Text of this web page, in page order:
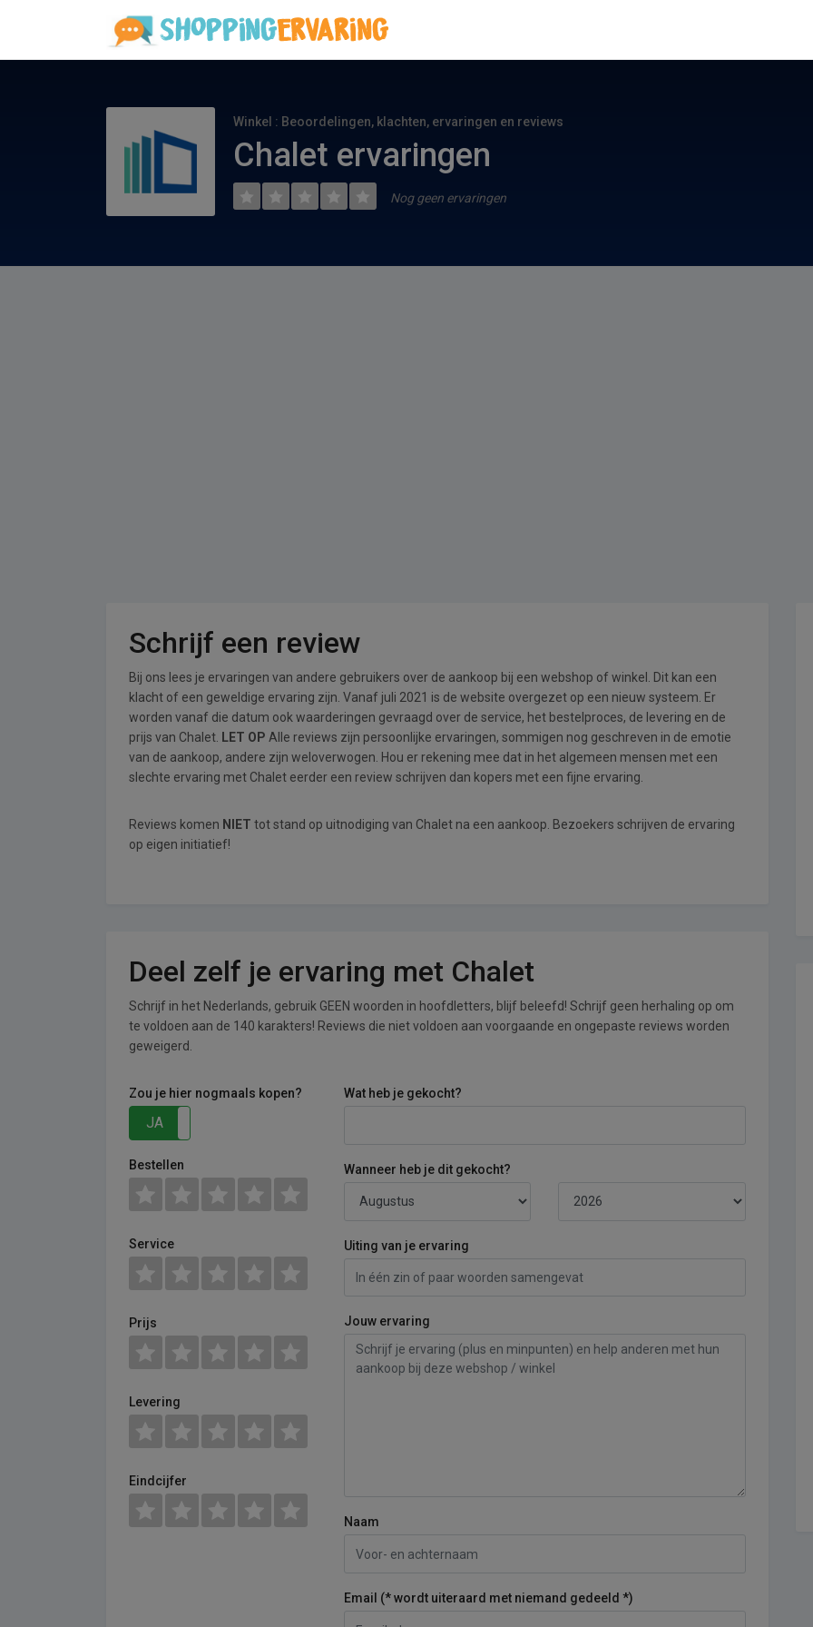
Winkel : Beoordelingen, klachten, ervaringen en reviews
Chalet ervaringen
Nog geen ervaringen
Schrijf een review
Bij ons lees je ervaringen van andere gebruikers over de aankoop bij een webshop of winkel. Dit kan een
klacht of een geweldige ervaring zijn. Vanaf juli 2021 is de website overgezet op een nieuw systeem. Er
worden vanaf die datum ook waarderingen gevraagd over de service, het bestelproces, de levering en de
prijs van Chalet. LET OP Alle reviews zijn persoonlijke ervaringen, sommigen nog geschreven in de emotie
van de aankoop, andere zijn weloverwogen. Hou er rekening mee dat in het algemeen mensen met een
slechte ervaring met Chalet eerder een review schrijven dan kopers met een fijne ervaring.
Reviews komen NIET tot stand op uitnodiging van Chalet na een aankoop. Bezoekers schrijven de ervaring
op eigen initiatief!
Deel zelf je ervaring met Chalet
Schrijf in het Nederlands, gebruik GEEN woorden in hoofdletters, blijf beleefd! Schrijf geen herhaling op om
te voldoen aan de 140 karakters! Reviews die niet voldoen aan voorgaande en ongepaste reviews worden
geweigerd.
Zou je hier nogmaals kopen?
JA
Bestellen
Service
Prijs
Levering
Eindcijfer
Wat heb je gekocht?
Wanneer heb je dit gekocht?
Uiting van je ervaring
Jouw ervaring
Naam
Email (* wordt uiteraard met niemand gedeeld *)